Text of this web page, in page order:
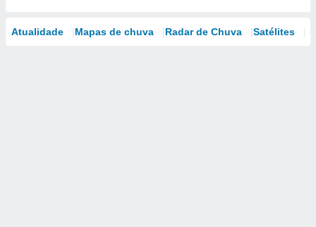
Atualidade Mapas de chuva Radar de Chuva Satélites